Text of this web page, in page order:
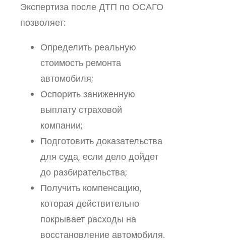
Экспертиза после ДТП по ОСАГО
позволяет:
Определить реальную
стоимость ремонта
автомобиля;
Оспорить заниженную
выплату страховой
компании;
Подготовить доказательства
для суда, если дело дойдет
до разбирательства;
Получить компенсацию,
которая действительно
покрывает расходы на
восстановление автомобиля.